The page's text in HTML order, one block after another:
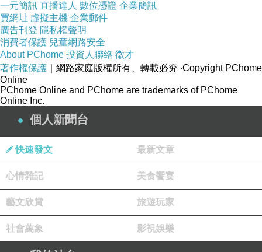
洛卡海岬/磁磚壁畫
洛卡海岬
一元簡訊 直播達人 數位憑證 企業簡訊
買網址 虛擬主機 企業郵件
廣告刊登 隱私權聲明
消費者保護 兒童網路安全
About PChome 投資人聯絡 徵才
著作權保護 ｜網路家庭版權所有、轉載必究 ‧Copyright PChome
Online
PChome Online and PChome are trademarks of PChome
Online Inc.
個人新聞台
快速發文 最新文章
心情雜記 美食饗宴
藝文欣賞 旅遊玩家
社會萬象 影視娛樂